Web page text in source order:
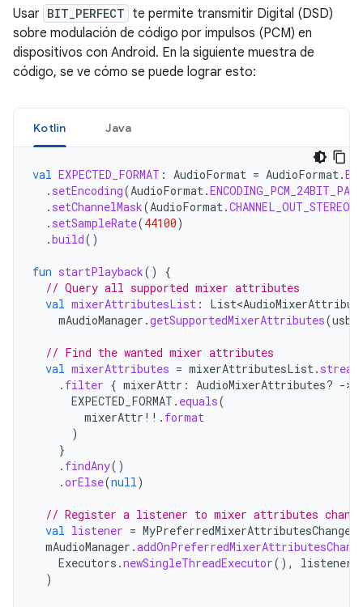
Usar BIT_PERFECT te permite transmitir Digital (DSD)
sobre modulación de código por impulsos (PCM) en
dispositivos con Android. En la siguiente muestra de
código, se ve cómo se puede lograr esto:
Kotlin Java
val EXPECTED_FORMAT : AudioFormat = AudioFormat.
. setEncoding(AudioFormat.
. setChannelMask(AudioFormat.CHANNEL_OUT_STEREO
. setSampleRate(44100)
.build()
fun startPlayback()
{
// Query all supported mixer attributes
val mixerAttributesList :
mAudioManager .getSupportedMixerAttributes(
// Find the wanted mixer attributes
val mixerAttributes = mixerAttributesList. stream
. filter { mixerAttr : AudioMixerAttributes? -
EXPECTED_FORMAT . equals(
mixerAttr !! . format
)
}
. findAny()
.orElse(null)
// Register a listener to mixer attributes
val listener =
mAudioManager .
Executors .newSingleThreadExecutor(),
listener
)